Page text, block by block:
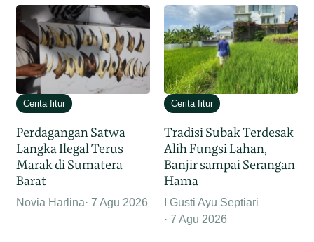
Cerita fitur
Perdagangan Satwa
Langka Ilegal Terus
Marak di Sumatera
Barat
Novia Harlina 7 Agu 2026
Cerita fitur
Tradisi Subak Terdesak
Alih Fungsi Lahan,
Banjir sampai Serangan
Hama
I Gusti Ayu Septiari
7 Agu 2026